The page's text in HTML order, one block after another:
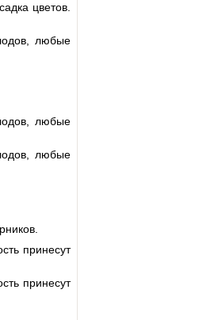
цветов.
любые
любые
любые
принесут
принесут